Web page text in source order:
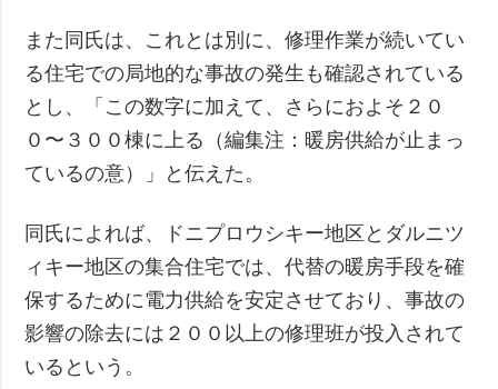
また同氏は、これとは別に、修理作業が続いてい
る住宅での局地的な事故の発生も確認されている
とし、「この数字に加えて、さらにおよそ２０
０〜３００棟に上る（編集注：暖房供給が止まっ
ているの意）」と伝えた。
同氏によれば、ドニプロウシキー地区とダルニツ
ィキー地区の集合住宅では、代替の暖房手段を確
保するために電力供給を安定させており、事故の
影響の除去には２００以上の修理班が投入されて
いるという。